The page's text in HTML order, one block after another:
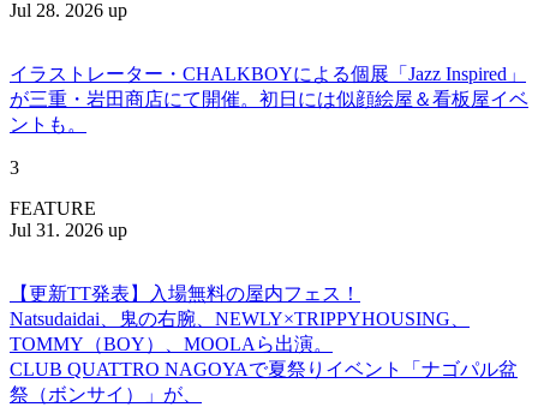
Jul 28. 2026 up
イラストレーター・CHALKBOYによる個展「Jazz Inspired」
が三重・岩田商店にて開催。初日には似顔絵屋＆看板屋イベ
ントも。
3
FEATURE
Jul 31. 2026 up
【更新TT発表】入場無料の屋内フェス！
Natsudaidai、鬼の右腕、NEWLY×TRIPPYHOUSING、
TOMMY（BOY）、MOOLAら出演。
CLUB QUATTRO NAGOYAで夏祭りイベント「ナゴパル盆
祭（ボンサイ）」が、